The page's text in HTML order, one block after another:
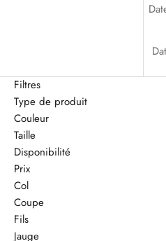
Filtres
Type de produit
Couleur
Taille
Disponibilité
Prix
Col
Coupe
Fils
Jauge